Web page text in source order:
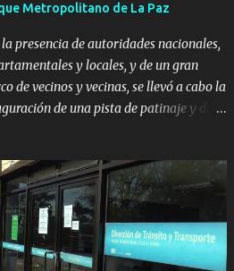
Metropolitano de La Paz
presencia de autoridades nacionales,
y locales, y de un gran
de vecinos y vecinas, se llevó a cabo la
de una pista de patinaje y de
apoyo del Fondo + Local que es
por el Programa Uruguay
de la Dirección de Descentralización
Pública de OPP, así como aportes
Gobierno de Canelones y del Ministerio